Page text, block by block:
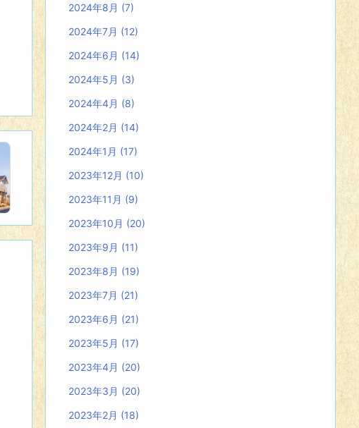
2024年8月 (7)
2024年7月 (12)
2024年6月 (14)
2024年5月 (3)
2024年4月 (8)
2024年2月 (14)
2024年1月 (17)
2023年12月 (10)
2023年11月 (9)
2023年10月 (20)
2023年9月 (11)
2023年8月 (19)
2023年7月 (21)
2023年6月 (21)
2023年5月 (17)
2023年4月 (20)
2023年3月 (20)
2023年2月 (18)